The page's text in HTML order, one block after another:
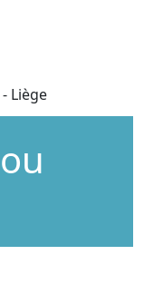
Liège